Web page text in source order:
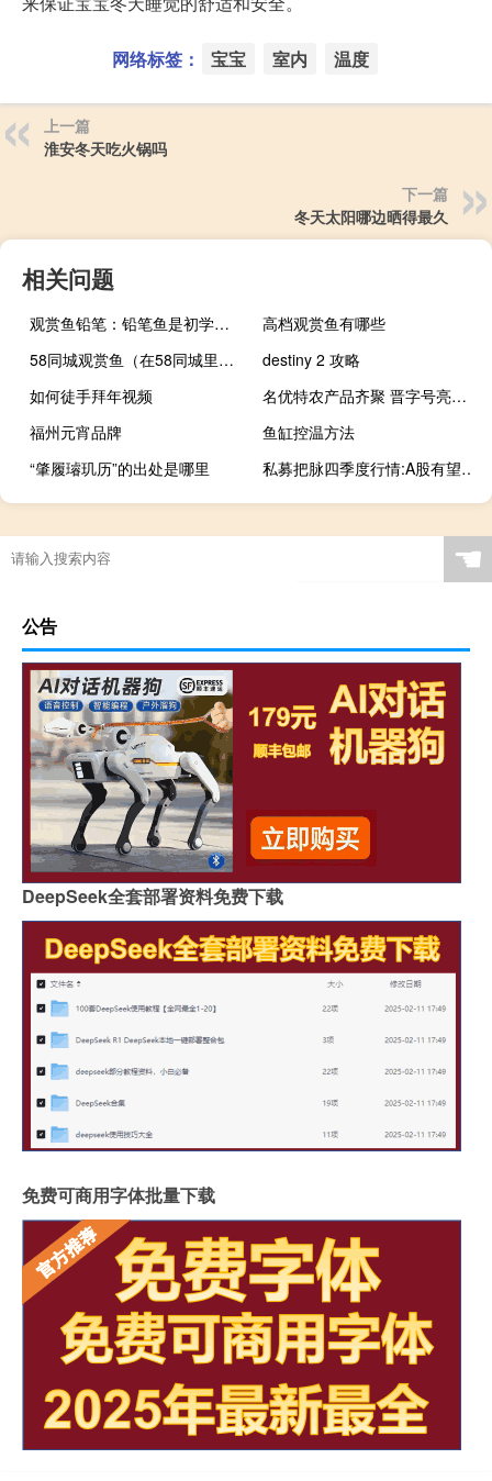
网络标签： 宝宝 室内 温度
上一篇
淮安冬天吃火锅吗
下一篇
冬天太阳哪边晒得最久
相关问题
观赏鱼铅笔：铅笔鱼是初学者比较容易饲养的观赏鱼
高档观赏鱼有哪些
58同城观赏鱼（在58同城里在线购买观赏鱼靠谱吗？）
destiny 2 攻略
如何徒手拜年视频
名优特农产品齐聚 晋字号亮闪闪 到底什么情况嘞
福州元宵品牌
鱼缸控温方法
“肇履璿玑历”的出处是哪里
私募把脉四季度行情:A股有望震荡修复
清朝人们过年会做什么
西那瓦大学留学费用
☚
公告
DeepSeek全套部署资料免费下载
免费可商用字体批量下载